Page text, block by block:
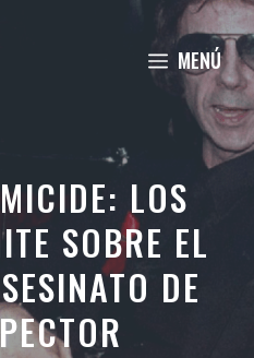
MENÚ
LOS
SOBRE EL
DE